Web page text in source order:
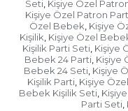
hızlıca açıp kontrol
kargo görevlisiyle
tutun ve kargo
kendisine teslim edin.
Seti, Kişiye Özel
Kişiye Özel Patron
Özel Bebek, Kişiye
Kişilik, Kişiye Özel
Kişilik Parti Seti, Kişiye
Bebek 24 Parti, Kişiye
Bebek 24 Seti, Kişiye
Kişilik Parti, Kişiye
Bebek Kişilik Seti,
Parti Seti,